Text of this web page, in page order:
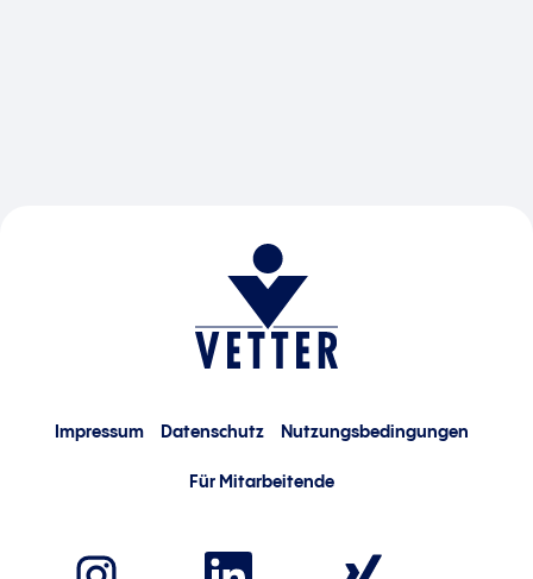
Impressum Datenschutz Nutzungsbedingungen
Für Mitarbeitende
W
W